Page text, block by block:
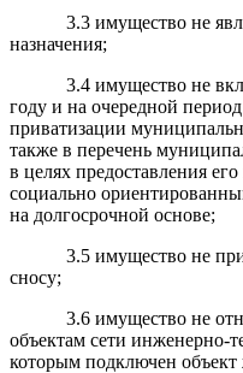
3.3 имущество не
назначения;
3.4 имущество не
году и на очередной
приватизации
также в перечень
в целях предоставления
социально
на долгосрочной основе;
3.5 имущество не
сносу;
3.6 имущество не
объектам сети инженерно-
которым подключен